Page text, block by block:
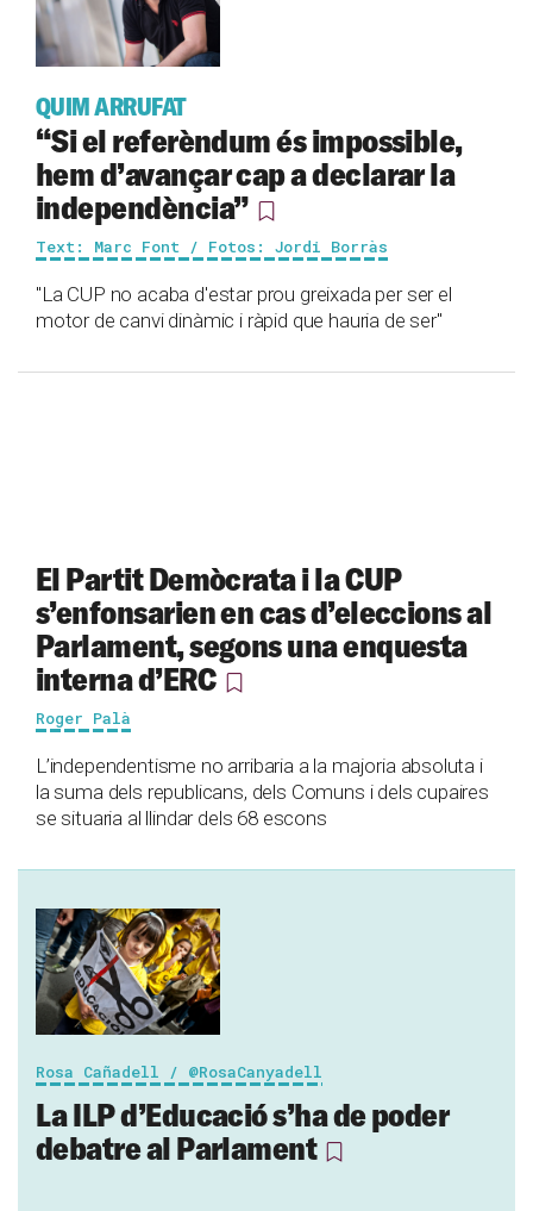
QUIM ARRUFAT
“Si el referèndum és impossible,
hem d’avançar cap a declarar la
independència”
Text: Marc Font / Fotos: Jordi Borràs
"La CUP no acaba d'estar prou greixada per ser el
motor de canvi dinàmic i ràpid que hauria de ser"
El Partit Demòcrata i la CUP
s’enfonsarien en cas d’eleccions al
Parlament, segons una enquesta
interna d’ERC
Roger Palà
L’independentisme no arribaria a la majoria absoluta i
la suma dels republicans, dels Comuns i dels cupaires
se situaria al llindar dels 68 escons
Rosa Cañadell / @RosaCanyadell
La ILP d’Educació s’ha de poder
debatre al Parlament